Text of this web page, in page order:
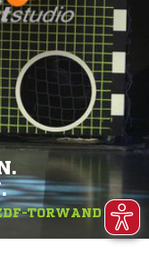
TORWAND